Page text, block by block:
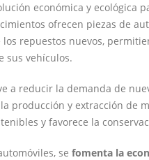
económica y ecológica
ofrecen piezas de
repuestos nuevos,
sus vehículos.
a reducir la demanda de
producción y extracción de
y favorece la
se fomenta la